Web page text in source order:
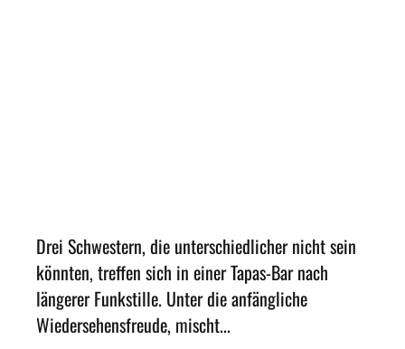
Drei Schwestern, die unterschiedlicher nicht sein
könnten, treffen sich in einer Tapas-Bar nach
längerer Funkstille. Unter die anfängliche
Wiedersehensfreude, mischt...